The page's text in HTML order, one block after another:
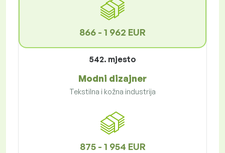
866 - 1 962 EUR
542. mjesto
Modni dizajner
Tekstilna i kožna industrija
875 - 1 954 EUR